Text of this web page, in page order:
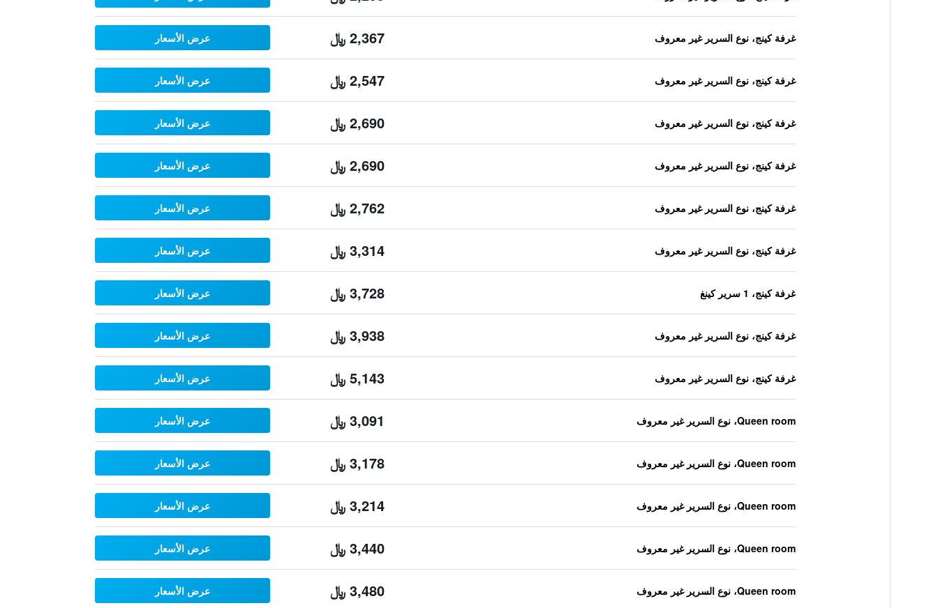
غرفة كينج، نوع السرير غير معروف 2,367 ﷼ عرض الأسعار
غرفة كينج، نوع السرير غير معروف 2,547 ﷼ عرض الأسعار
غرفة كينج، نوع السرير غير معروف 2,690 ﷼ عرض الأسعار
غرفة كينج، نوع السرير غير معروف 2,690 ﷼ عرض الأسعار
غرفة كينج، نوع السرير غير معروف 2,762 ﷼ عرض الأسعار
غرفة كينج، نوع السرير غير معروف 3,314 ﷼ عرض الأسعار
غرفة كينج، 1 سرير كينغ 3,728 ﷼ عرض الأسعار
غرفة كينج، نوع السرير غير معروف 3,938 ﷼ عرض الأسعار
غرفة كينج، نوع السرير غير معروف 5,143 ﷼ عرض الأسعار
Queen room، نوع السرير غير معروف 3,091 ﷼ عرض الأسعار
Queen room، نوع السرير غير معروف 3,178 ﷼ عرض الأسعار
Queen room، نوع السرير غير معروف 3,214 ﷼ عرض الأسعار
Queen room، نوع السرير غير معروف 3,440 ﷼ عرض الأسعار
Queen room، نوع السرير غير معروف 3,480 ﷼ عرض الأسعار